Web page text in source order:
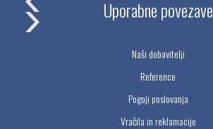
Uporabne povezave
Naši dobavitelji
Reference
Pogoji poslovanja
Vračila in reklamacije